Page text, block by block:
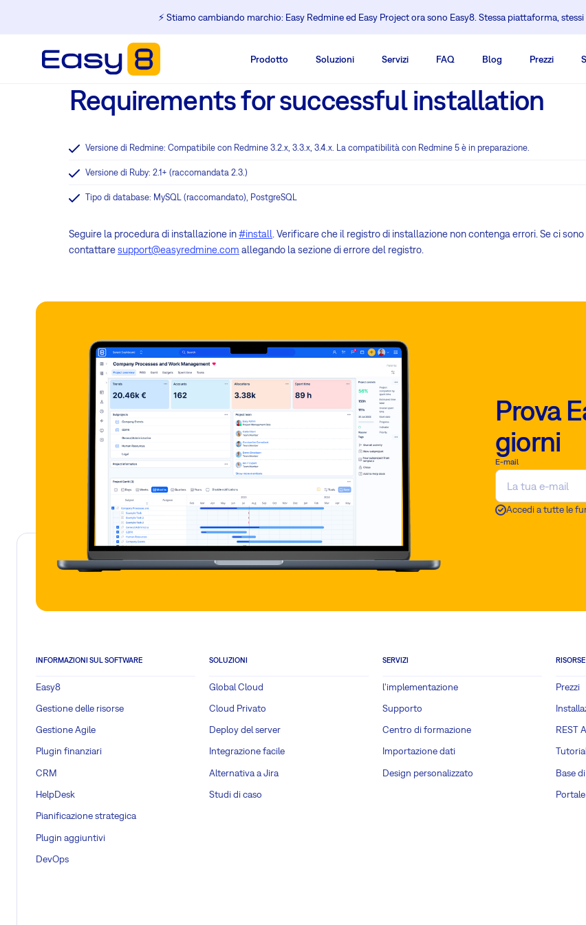
⚡️ Stiamo cambiando marchio: Easy Redmine ed Easy Project ora sono Easy8. Stessa piattaforma, stessi
Prodotto Soluzioni Servizi FAQ Blog Prezzi
Requirements for successful installation
Versione di Redmine: Compatibile con Redmine 3.2.x, 3.3.x, 3.4.x. La compatibilità con Redmine 5 è in preparazione.
Versione di Ruby: 2.1+ (raccomandata 2.3.)
Tipo di database: MySQL (raccomandato), PostgreSQL
Seguire la procedura di installazione in#install. Verificare che il registro di installazione non contenga errori. Se ci
contattaresupport@easyredmine.com allegando la sezione di errore del registro.
Prova
giorni
E-mail
Accedi a tutte le
INFORMAZIONI SUL SOFTWARE
Easy8
Gestione delle risorse
Gestione Agile
Plugin finanziari
CRM
HelpDesk
Pianificazione strategica
Plugin aggiuntivi
DevOps
SOLUZIONI
Global Cloud
Cloud Privato
Deploy del server
Integrazione facile
Alternativa a Jira
Studi di caso
SERVIZI
l'implementazione
Supporto
Centro di formazione
Importazione dati
Design personalizzato
RISORSE
Prezzi
REST
Base